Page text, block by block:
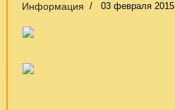
Информация 03 февраля 2015